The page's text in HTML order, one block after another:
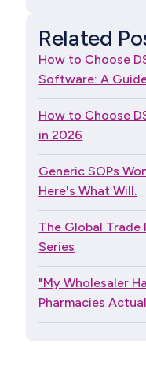
Related
How to Choose
Software: A
How to Choose
in 2026
Generic SOPs
Here's What Will.
The Global Trade
Series
"My Wholesaler
Pharmacies